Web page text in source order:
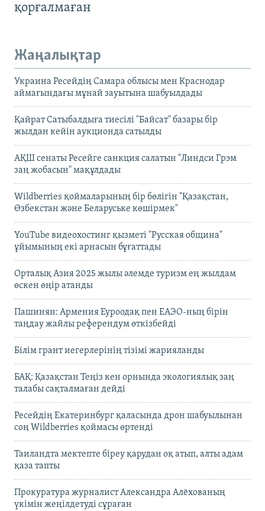
қорғалмаған
Жаңалықтар
Украина Ресейдің Самара облысы мен Краснодар
аймағындағы мұнай зауытына шабуылдады
Қайрат Сатыбалдыға тиесілі "Байсат" базары бір
жылдан кейін аукционда сатылды
АҚШ сенаты Ресейге санкция салатын "Линдси Грэм
заң жобасын" мақұлдады
Wildberries қоймаларының бір бөлігін "Қазақстан,
Өзбекстан және Беларуське көшірмек"
YouTube видеохостинг қызметі "Русская община"
ұйымының екі арнасын бұғаттады
Орталық Азия 2025 жылы әлемде туризм ең жылдам
өскен өңір атанды
Пашинян: Армения Еуроодақ пен ЕАЭО-ның бірін
таңдау жайлы референдум өткізбейді
Білім грант иегерлерінің тізімі жарияланды
БАҚ: Қазақстан Теңіз кен орнында экологиялық заң
талабы сақталмаған дейді
Ресейдің Екатеринбург қаласында дрон шабуылынан
соң Wildberries қоймасы өртенді
Таиландта мектепте біреу қарудан оқ атып, алты адам
қаза тапты
Прокуратура журналист Александра Алёхованың
үкімін жеңілдетуді сұраған